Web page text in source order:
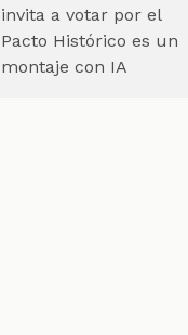
invita a votar por el
Pacto Histórico es un
montaje con IA